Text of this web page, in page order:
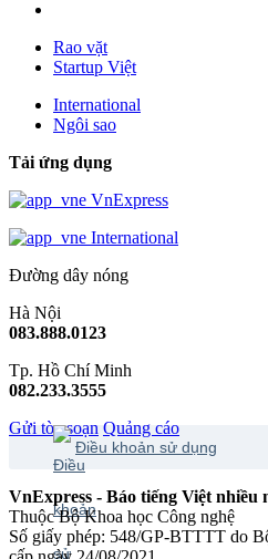
Rao vặt
Startup Việt
International
Ngôi sao
Tải ứng dụng
VnExpress
International
Đường dây nóng
Hà Nội
083.888.0123
Tp. Hồ Chí Minh
082.233.3555
Gửi tòa soạn Quảng cáo
Điều khoản sử dụng
VnExpress - Báo tiếng Việt nhiều
Thuộc Bộ Khoa học Công nghệ
Số giấy phép: 548/GP-BTTTT do